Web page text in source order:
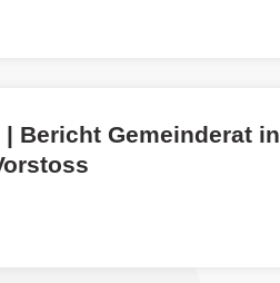
| Bericht Gemeinderat in